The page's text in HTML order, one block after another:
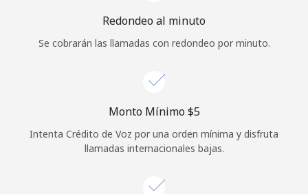
o
Continuar con
Redondeo al minuto
Se cobrarán las llamadas con redondeo por minuto.
Monto Mínimo ⁦$5⁩
Intenta Crédito de Voz por una orden mínima y disfruta
llamadas internacionales bajas.